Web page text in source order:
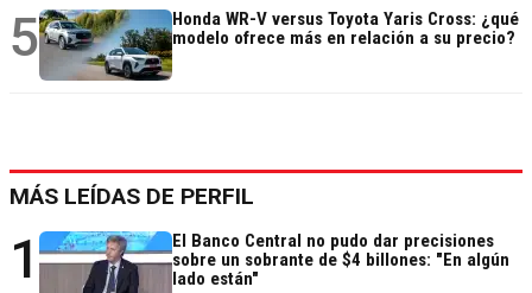
5
Honda WR-V versus Toyota Yaris Cross: ¿qué
modelo ofrece más en relación a su precio?
MÁS LEÍDAS DE PERFIL
1
El Banco Central no pudo dar precisiones
sobre un sobrante de $4 billones: "En algún
lado están"